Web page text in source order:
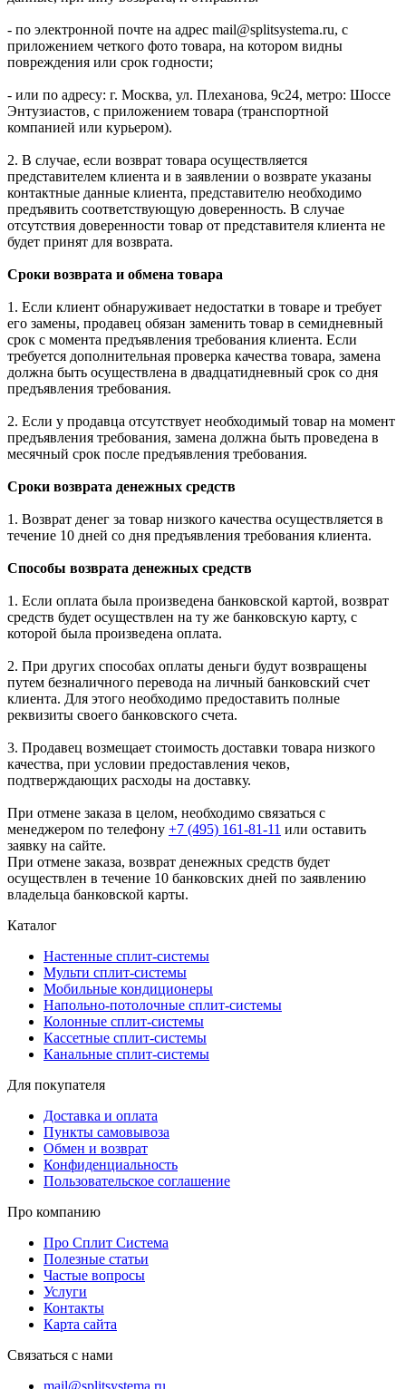
- по электронной почте на адрес mail@splitsystema.ru, с
приложением четкого фото товара, на котором видны
повреждения или срок годности;
- или по адресу: г. Москва, ул. Плеханова, 9с24, метро: Шоссе
Энтузиастов, с приложением товара (транспортной
компанией или курьером).
2. В случае, если возврат товара осуществляется
представителем клиента и в заявлении о возврате указаны
контактные данные клиента, представителю необходимо
предъявить соответствующую доверенность. В случае
отсутствия доверенности товар от представителя клиента не
будет принят для возврата.
Сроки возврата и обмена товара
1. Если клиент обнаруживает недостатки в товаре и требует
его замены, продавец обязан заменить товар в семидневный
срок с момента предъявления требования клиента. Если
требуется дополнительная проверка качества товара, замена
должна быть осуществлена в двадцатидневный срок со дня
предъявления требования.
2. Если у продавца отсутствует необходимый товар на момент
предъявления требования, замена должна быть проведена в
месячный срок после предъявления требования.
Сроки возврата денежных средств
1. Возврат денег за товар низкого качества осуществляется в
течение 10 дней со дня предъявления требования клиента.
Способы возврата денежных средств
1. Если оплата была произведена банковской картой, возврат
средств будет осуществлен на ту же банковскую карту, с
которой была произведена оплата.
2. При других способах оплаты деньги будут возвращены
путем безналичного перевода на личный банковский счет
клиента. Для этого необходимо предоставить полные
реквизиты своего банковского счета.
3. Продавец возмещает стоимость доставки товара низкого
качества, при условии предоставления чеков,
подтверждающих расходы на доставку.
При отмене заказа в целом, необходимо связаться с
менеджером по телефону +7 (495) 161-81-11 или оставить
заявку на сайте.
При отмене заказа, возврат денежных средств будет
осуществлен в течение 10 банковских дней по заявлению
владельца банковской карты.
Каталог
Настенные сплит-системы
Мульти сплит-системы
Мобильные кондиционеры
Напольно-потолочные сплит-системы
Колонные сплит-системы
Кассетные сплит-системы
Канальные сплит-системы
Для покупателя
Доставка и оплата
Пункты самовывоза
Обмен и возврат
Конфиденциальность
Пользовательское соглашение
Про компанию
Про Сплит Система
Полезные статьи
Частые вопросы
Услуги
Контакты
Карта сайта
Связаться с нами
mail@splitsystema.ru